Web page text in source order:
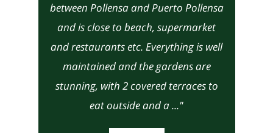
between Pollensa and Puerto Pollensa
and is close to beach, supermarket
and restaurants etc. Everything is well
maintained and the gardens are
stunning, with 2 covered terraces to
eat outside and a ..."